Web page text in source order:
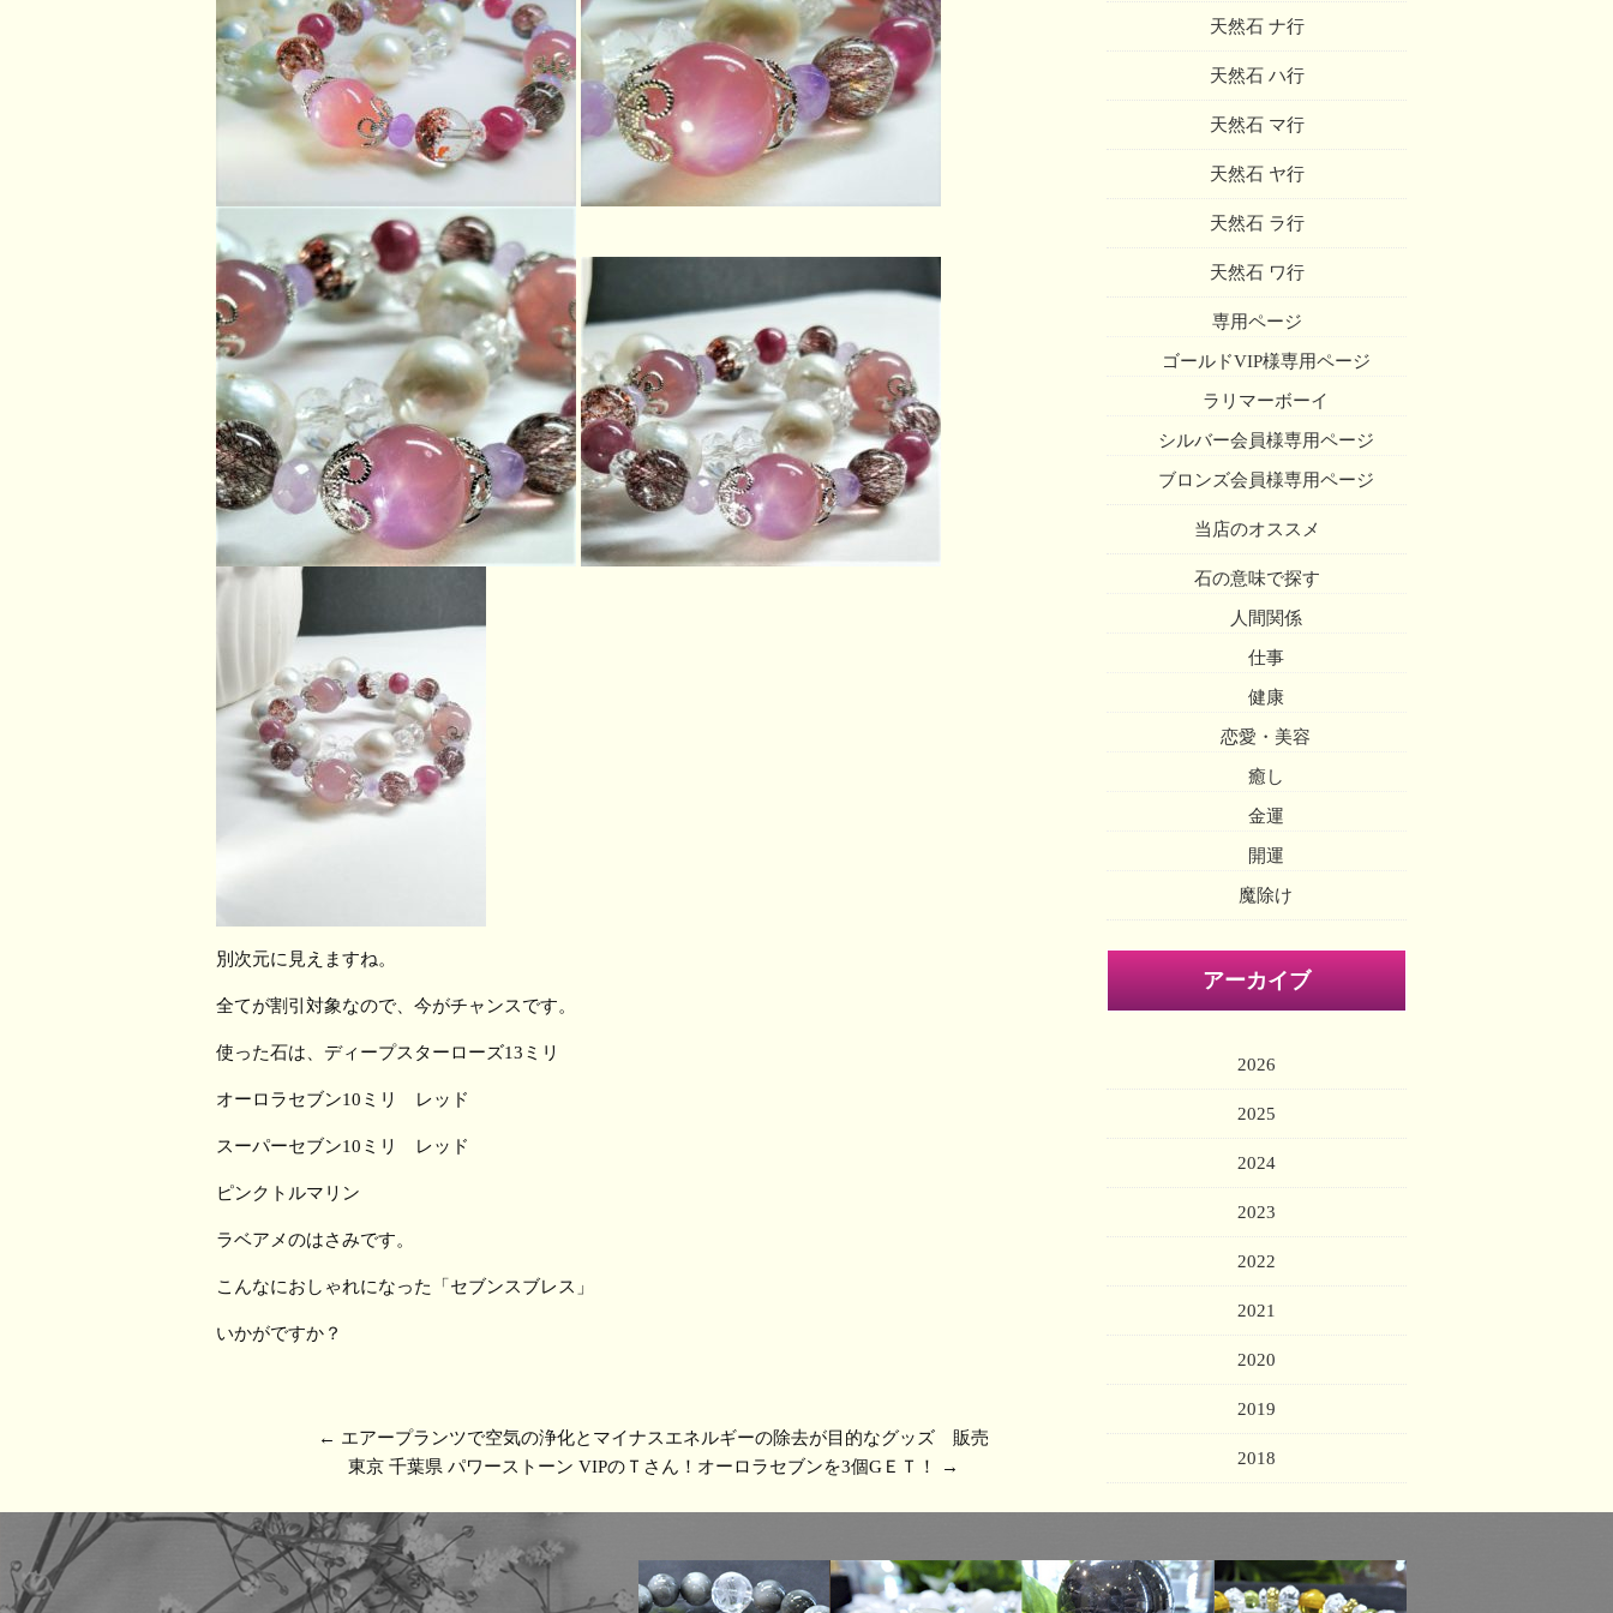
別次元に見えますね。
全てが割引対象なので、今がチャンスです。
使った石は、ディープスターローズ13ミリ
オーロラセブン10ミリ レッド
スーパーセブン10ミリ レッド
ピンクトルマリン
ラベアメのはさみです。
こんなにおしゃれになった「セブンスブレス」
いかがですか？
← エアープランツで空気の浄化とマイナスエネルギーの除去が目的なグッズ 販売
東京 千葉県 パワーストーン VIPのＴさん！オーロラセブンを3個GＥＴ！
→
天然石 ナ行
天然石 ハ行
天然石 マ行
天然石 ヤ行
天然石 ラ行
天然石 ワ行
専用ページ
ゴールドVIP様専用ページ
ラリマーボーイ
シルバー会員様専用ページ
ブロンズ会員様専用ページ
当店のオススメ
石の意味で探す
人間関係
仕事
健康
恋愛・美容
癒し
金運
開運
魔除け
アーカイブ
2026
2025
2024
2023
2022
2021
2020
2019
2018